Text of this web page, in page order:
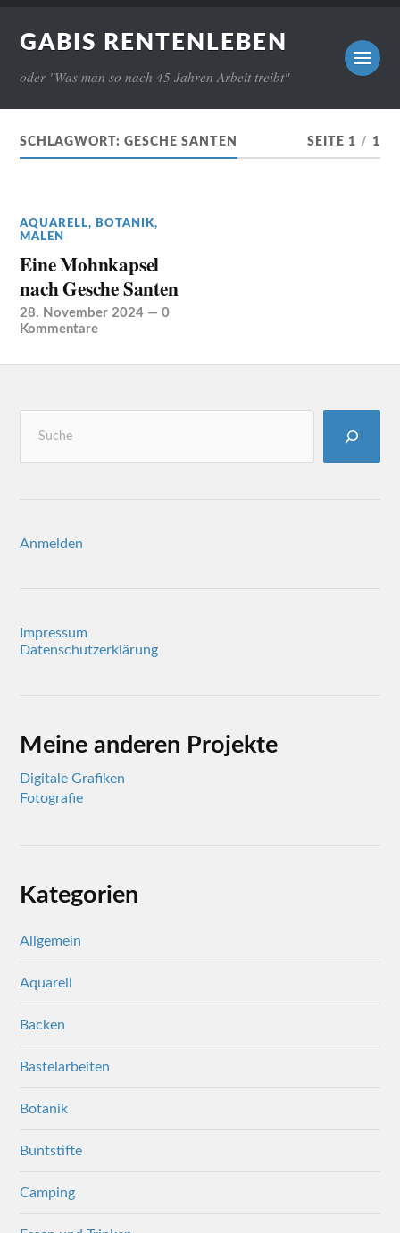
GABIS RENTENLEBEN
oder "Was man so nach 45 Jahren Arbeit treibt"
SCHLAGWORT:GESCHE SANTEN SEITE 1 / 1
AQUARELL, BOTANIK,
MALEN
Eine Mohnkapsel
nach Gesche Santen
28. November 2024 —0
Kommentare
Anmelden
Impressum
Datenschutzerklärung
Meine anderen Projekte
Digitale Grafiken
Fotografie
Kategorien
Allgemein
Aquarell
Backen
Bastelarbeiten
Botanik
Buntstifte
Camping